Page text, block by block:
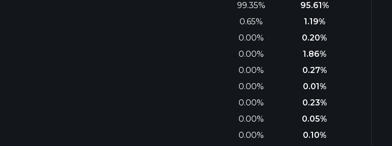
99.35%
95.61%
0.65%
1.19%
0.00%
0.20%
0.00%
1.86%
0.00%
0.27%
0.00%
0.01%
0.00%
0.23%
0.00%
0.05%
0.00%
0.10%